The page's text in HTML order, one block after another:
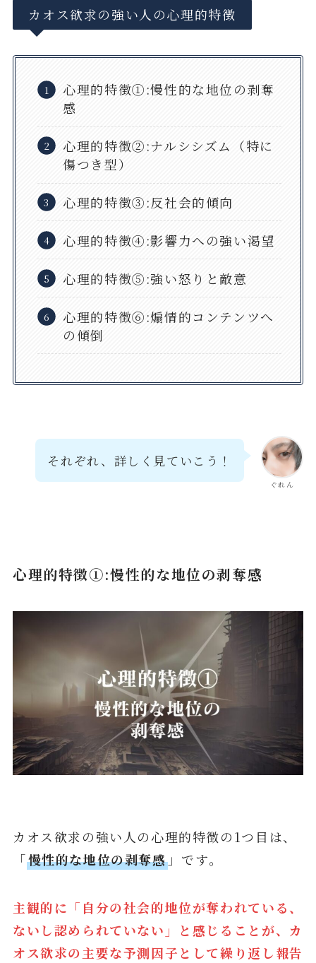
カオス欲求の強い人の心理的特徴
心理的特徴①:慢性的な地位の剥奪
感
心理的特徴②:ナルシシズム（特に
傷つき型）
心理的特徴③:反社会的傾向
心理的特徴④:影響力への強い渇望
心理的特徴⑤:強い怒りと敵意
心理的特徴⑥:煽情的コンテンツへ
の傾倒
ぐれん
それぞれ、詳しく見ていこう！
心理的特徴①:慢性的な地位の剥奪感
カオス欲求の強い人の心理的特徴の1つ目は、
「慢性的な地位の剥奪感」です。
主観的に「自分の社会的地位が奪われている、
ないし認められていない」と感じることが、カ
オス欲求の主要な予測因子として繰り返し報告